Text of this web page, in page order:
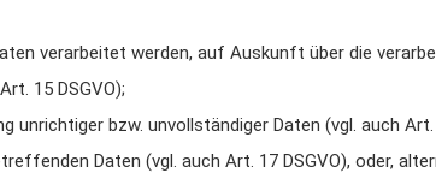
verarbeitet werden, auf Auskunft über die
15 DSGVO);
unrichtiger bzw. unvollständiger Daten (vgl. auch Art.
Daten (vgl. auch Art. 17 DSGVO), oder,